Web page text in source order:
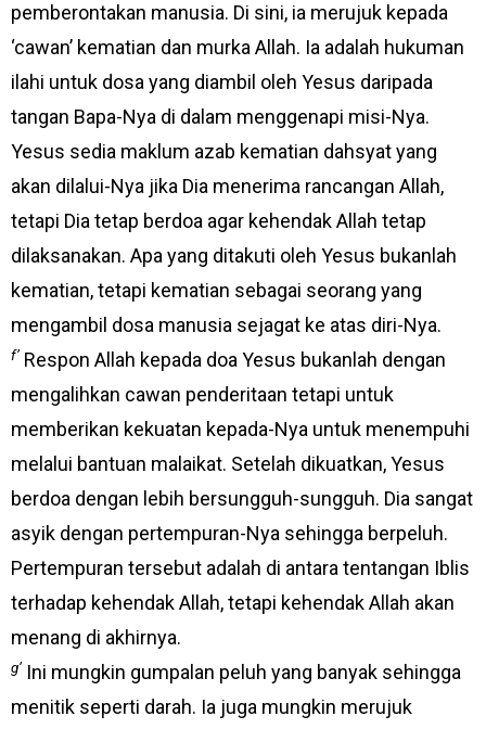
pemberontakan manusia. Di sini, ia merujuk kepada
‘cawan’ kematian dan murka Allah. Ia adalah hukuman
ilahi untuk dosa yang diambil oleh Yesus daripada
tangan Bapa-Nya di dalam menggenapi misi-Nya.
Yesus sedia maklum azab kematian dahsyat yang
akan dilalui-Nya jika Dia menerima rancangan Allah,
tetapi Dia tetap berdoa agar kehendak Allah tetap
dilaksanakan. Apa yang ditakuti oleh Yesus bukanlah
kematian, tetapi kematian sebagai seorang yang
mengambil dosa manusia sejagat ke atas diri-Nya.
f’ Respon Allah kepada doa Yesus bukanlah dengan
mengalihkan cawan penderitaan tetapi untuk
memberikan kekuatan kepada-Nya untuk menempuhi
melalui bantuan malaikat. Setelah dikuatkan, Yesus
berdoa dengan lebih bersungguh-sungguh. Dia sangat
asyik dengan pertempuran-Nya sehingga berpeluh.
Pertempuran tersebut adalah di antara tentangan Iblis
terhadap kehendak Allah, tetapi kehendak Allah akan
menang di akhirnya.
g’ Ini mungkin gumpalan peluh yang banyak sehingga
menitik seperti darah. Ia juga mungkin merujuk